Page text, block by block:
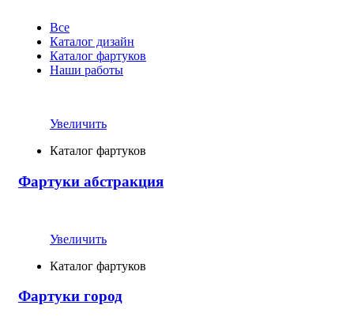
Все
Каталог дизайн
Каталог фартуков
Наши работы
Увеличить
Каталог фартуков
Фартуки абстракция
Увеличить
Каталог фартуков
Фартуки город